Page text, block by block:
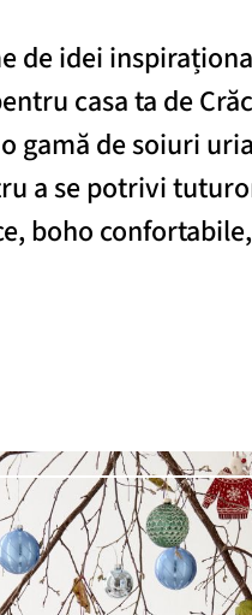
de idei
casa ta de
gamă de soiuri
a se potrivi
boho